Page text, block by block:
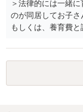
＞法律的には一緒
のが同居してお子
もしくは、養育費
す。 また、認知さ
ますので、 養育費
ったり、行方不明
ります。